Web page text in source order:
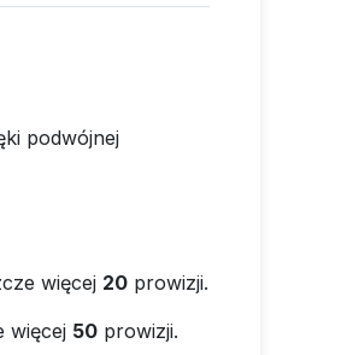
podwójnej
więcej 20 prowizji.
więcej 50prowizji.